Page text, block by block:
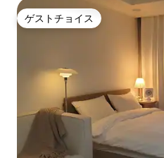
ゲストチョイス
ゲストチョイス